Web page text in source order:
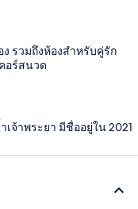
รวมถึงห้องสำหรับคู่รัก
อร์สนวด
จ้าพระยา มีชื่ออยู่ใน 2021